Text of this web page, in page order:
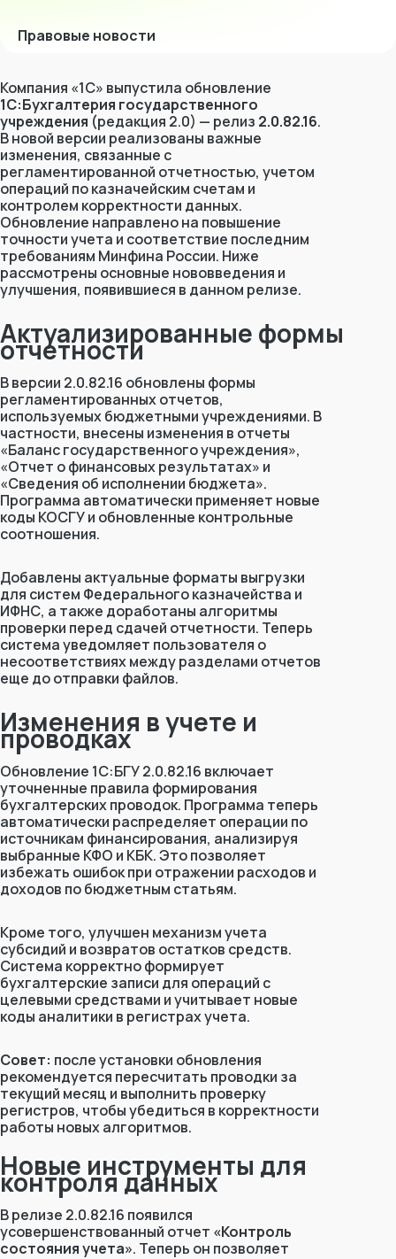
Компания «1С» выпустила обновление
1С:Бухгалтерия государственного
учреждения (редакция 2.0) — релиз 2.0.82.16.
В новой версии реализованы важные
изменения, связанные с
регламентированной отчетностью, учетом
операций по казначейским счетам и
контролем корректности данных.
Обновление направлено на повышение
точности учета и соответствие последним
требованиям Минфина России. Ниже
рассмотрены основные нововведения и
улучшения, появившиеся в данном релизе.
Актуализированные формы
отчетности
В версии 2.0.82.16 обновлены формы
регламентированных отчетов,
используемых бюджетными учреждениями. В
частности, внесены изменения в отчеты
«Баланс государственного учреждения»,
«Отчет о финансовых результатах» и
«Сведения об исполнении бюджета».
Программа автоматически применяет новые
коды КОСГУ и обновленные контрольные
соотношения.
Добавлены актуальные форматы выгрузки
для систем Федерального казначейства и
ИФНС, а также доработаны алгоритмы
проверки перед сдачей отчетности. Теперь
система уведомляет пользователя о
несоответствиях между разделами отчетов
еще до отправки файлов.
Изменения в учете и
проводках
Обновление 1С:БГУ 2.0.82.16 включает
уточненные правила формирования
бухгалтерских проводок. Программа теперь
автоматически распределяет операции по
источникам финансирования, анализируя
выбранные КФО и КБК. Это позволяет
избежать ошибок при отражении расходов и
доходов по бюджетным статьям.
Кроме того, улучшен механизм учета
субсидий и возвратов остатков средств.
Система корректно формирует
бухгалтерские записи для операций с
целевыми средствами и учитывает новые
коды аналитики в регистрах учета.
Совет: после установки обновления
рекомендуется пересчитать проводки за
текущий месяц и выполнить проверку
регистров, чтобы убедиться в корректности
работы новых алгоритмов.
Новые инструменты для
контроля данных
В релизе 2.0.82.16 появился
усовершенствованный отчет «Контроль
состояния учета». Теперь он позволяет
Правовые новости